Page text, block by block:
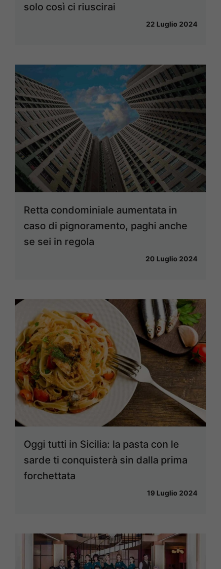
solo così ci riuscirai
22 Luglio 2024
Retta condominiale aumentata in
caso di pignoramento, paghi anche
se sei in regola
20 Luglio 2024
Oggi tutti in Sicilia: la pasta con le
sarde ti conquisterà sin dalla prima
forchettata
19 Luglio 2024